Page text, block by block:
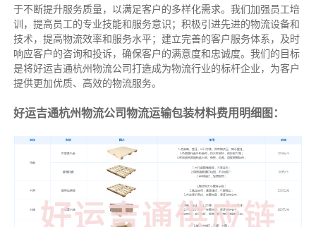
于不断提升服务质量，以满足客户的多样化需求。我们加强员工培
训，提高员工的专业技能和服务意识；积极引进先进的物流设备和
技术，提高物流效率和服务水平；建立完善的客户服务体系，及时
响应客户的咨询和投诉，确保客户的满意度和忠诚度。我们的目标
是将好运吉通杭州物流公司打造成为物流行业的标杆企业，为客户
提供更加优质、高效的物流服务。
好运吉通杭州物流公司物流运输包装材料费用明细图：